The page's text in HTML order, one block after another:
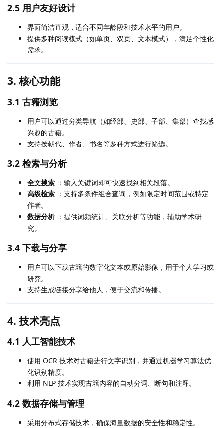
2.5 用户友好设计
界面简洁直观，适合不同年龄段和技术水平的用户。
提供多种阅读模式（如单页、双页、文本模式），满足个性化
需求。
3. 核心功能
3.1 古籍浏览
用户可以通过分类导航（如经部、史部、子部、集部）查找感
兴趣的古籍。
支持按朝代、作者、书名等多种方式进行筛选。
3.2 检索与分析
全文搜索 ：输入关键词即可快速找到相关段落。
高级检索 ：支持多条件组合查询，例如限定时间范围或特定
作者。
数据分析：提供词频统计、关联分析等功能，辅助学术研
究。
3.4 下载与分享
用户可以下载古籍的数字化文本或原始影像，用于个人学习或
研究。
支持生成链接分享给他人，便于交流和传播。
4. 技术亮点
4.1 人工智能技术
使用 OCR 技术对古籍进行文字识别，并通过机器学习算法优
化识别精度。
利用 NLP 技术实现古籍内容的自动分词、断句和注释。
4.2 数据存储与管理
采用分布式存储技术，确保海量数据的安全性和稳定性。